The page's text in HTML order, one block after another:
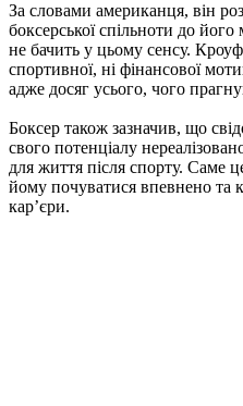
За словами американця, він
боксерської спільноти до
не бачить у цьому сенсу.
спортивної, ні фінансової
адже досяг усього, чого
Боксер також зазначив, що
свого потенціалу
для життя після спорту. Саме
йому почуватися впевнено та
кар’єри.